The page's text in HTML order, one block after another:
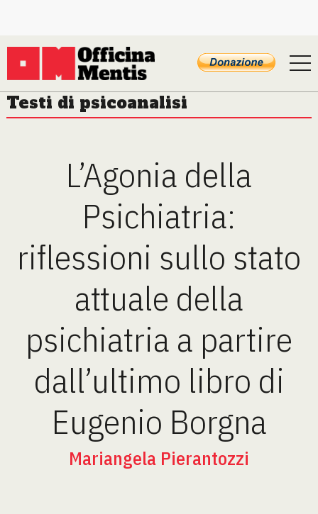
Testi di psicoanalisi
L’Agonia della
Psichiatria:
riflessioni sullo stato
attuale della
psichiatria a partire
dall’ultimo libro di
Eugenio Borgna
Mariangela Pierantozzi